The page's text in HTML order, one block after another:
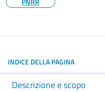
INDICE DELLA PAGINA
Descrizione e scopo